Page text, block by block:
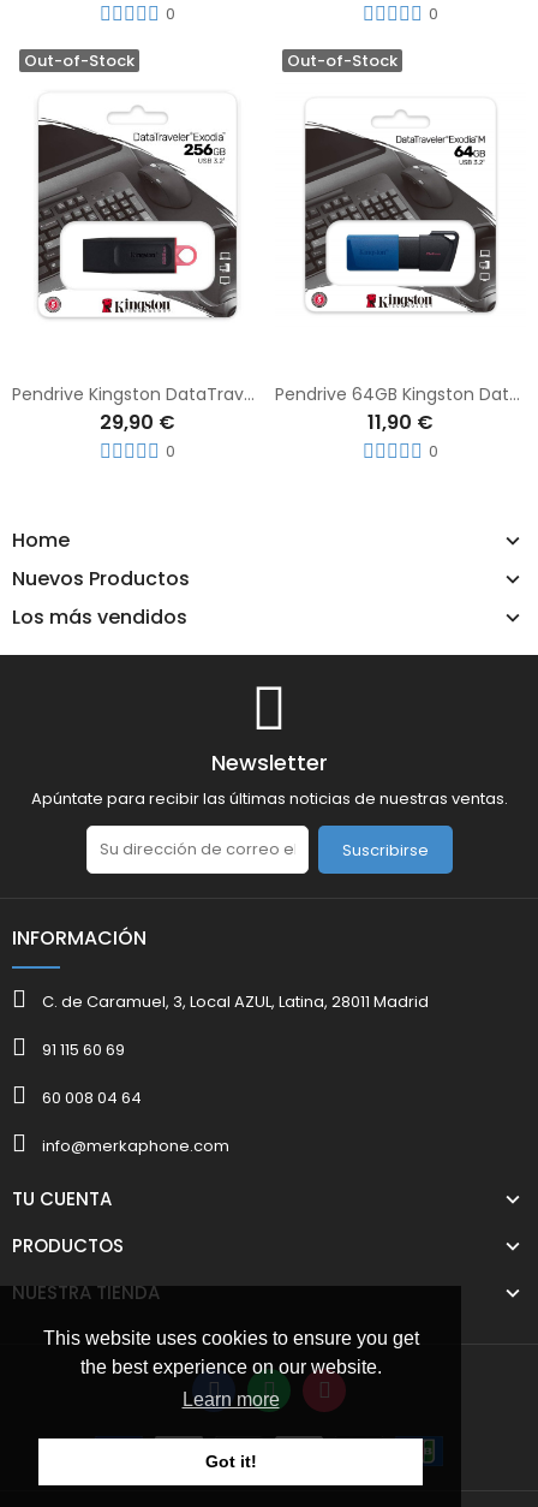
This website uses cookies to ensure you get
the best experience on our website.
Learn more
Got it!
Home
Nuevos Productos
Los más vendidos
0 0
Out-of-Stock
Pendrive Kingston DataTraveler® Exodia™ 256GB 3.2´
29,90 €
0
Out-of-Stock
Pendrive 64GB Kingston DataTraveler Exodia M USB 3.2
11,90 €
0
Newsletter
Apúntate para recibir las últimas noticias de nuestras ventas.
Suscribirse
INFORMACIÓN
C. de Caramuel, 3, Local AZUL, Latina, 28011 Madrid
91 115 60 69
60 008 04 64
info@merkaphone.com
TU CUENTA
PRODUCTOS
NUESTRA TIENDA